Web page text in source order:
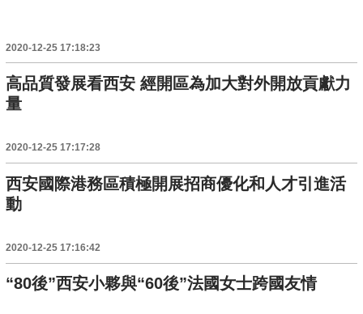
2020-12-25 17:18:23
高品質發展看西安 經開區為加大對外開放貢獻力
量
2020-12-25 17:17:28
西安國際港務區積極開展招商優化和人才引進活
動
2020-12-25 17:16:42
“80後”西安小夥與“60後”法國女士跨國友情